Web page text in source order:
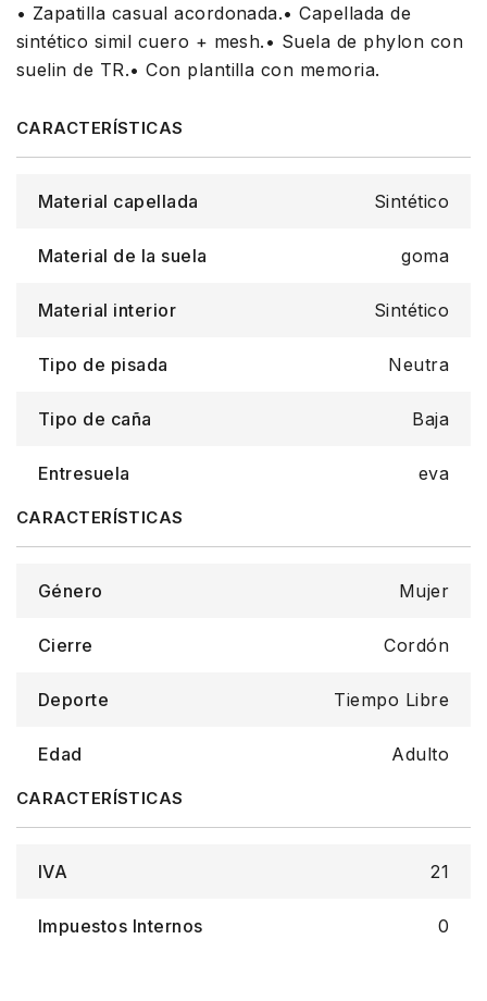
• Zapatilla casual acordonada.• Capellada de
sintético simil cuero + mesh.• Suela de phylon con
suelin de TR.• Con plantilla con memoria.
Material capellada Sintético
Material de la suela goma
Material interior Sintético
Tipo de pisada Neutra
Tipo de caña Baja
Entresuela eva
Género Mujer
Cierre Cordón
Deporte Tiempo Libre
Edad Adulto
IVA 21
Impuestos Internos 0